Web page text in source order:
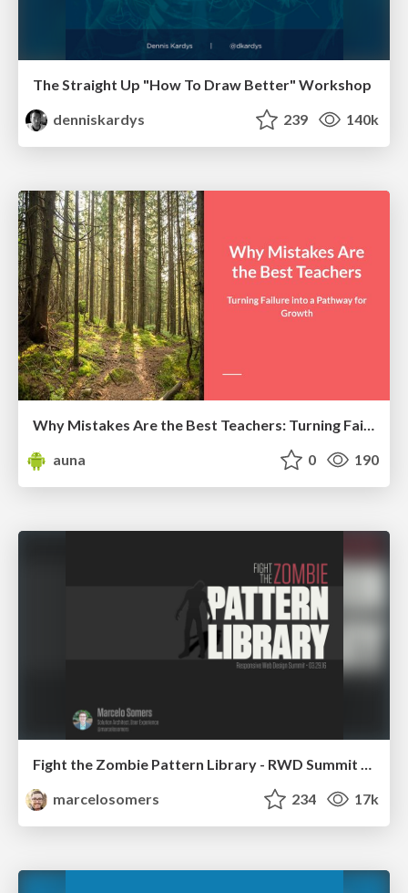
The Straight Up "How To Draw Better" Workshop
denniskardys
239 140k
auna
0 190
Fight the Zombie Pattern Library - RWD Summit 2016
marcelosomers
234 17k